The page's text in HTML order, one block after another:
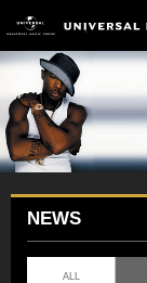
NEWS
ALL